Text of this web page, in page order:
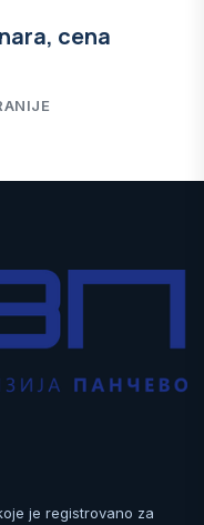
cena
je registrovano za